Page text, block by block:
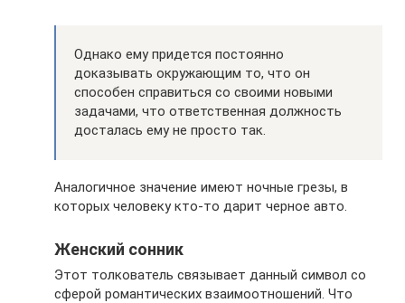
Однако ему придется постоянно
доказывать окружающим то, что он
способен справиться со своими новыми
задачами, что ответственная должность
досталась ему не просто так.
Аналогичное значение имеют ночные грезы, в
которых человеку кто-то дарит черное авто.
Женский сонник
Этот толкователь связывает данный символ со
сферой романтических взаимоотношений. Что